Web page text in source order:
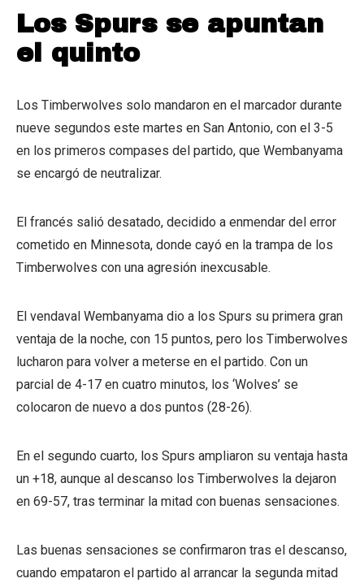
Los Spurs se apuntan
el quinto
Los Timberwolves solo mandaron en el marcador durante
nueve segundos este martes en San Antonio, con el 3-5
en los primeros compases del partido, que Wembanyama
se encargó de neutralizar.
El francés salió desatado, decidido a enmendar del error
cometido en Minnesota, donde cayó en la trampa de los
Timberwolves con una agresión inexcusable.
El vendaval Wembanyama dio a los Spurs su primera gran
ventaja de la noche, con 15 puntos, pero los Timberwolves
lucharon para volver a meterse en el partido. Con un
parcial de 4-17 en cuatro minutos, los ‘Wolves’ se
colocaron de nuevo a dos puntos (28-26).
En el segundo cuarto, los Spurs ampliaron su ventaja hasta
un +18, aunque al descanso los Timberwolves la dejaron
en 69-57, tras terminar la mitad con buenas sensaciones.
Las buenas sensaciones se confirmaron tras el descanso,
cuando empataron el partido al arrancar la segunda mitad